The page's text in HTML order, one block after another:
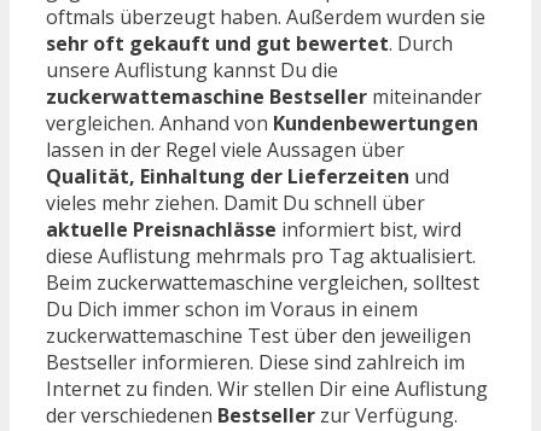
oftmals überzeugt haben. Außerdem wurden sie
sehr oft gekauft und gut bewertet. Durch
unsere Auflistung kannst Du die
zuckerwattemaschine Bestseller miteinander
vergleichen. Anhand von Kundenbewertungen
lassen in der Regel viele Aussagen über
Qualität, Einhaltung der Lieferzeiten und
vieles mehr ziehen. Damit Du schnell über
aktuelle Preisnachlässe informiert bist, wird
diese Auflistung mehrmals pro Tag aktualisiert.
Beim zuckerwattemaschine vergleichen, solltest
Du Dich immer schon im Voraus in einem
zuckerwattemaschine Test über den jeweiligen
Bestseller informieren. Diese sind zahlreich im
Internet zu finden. Wir stellen Dir eine Auflistung
der verschiedenen Bestseller zur Verfügung.